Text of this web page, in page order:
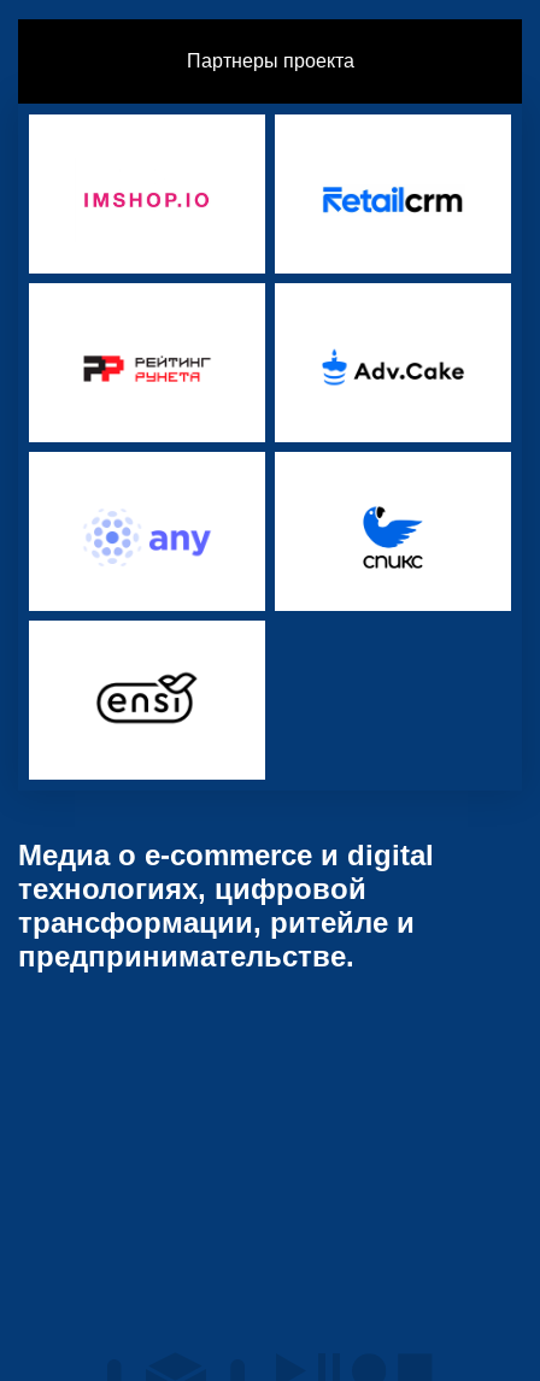
Партнеры проекта
Медиа о e-commerce и digital
технологиях, цифровой
трансформации, ритейле и
предпринимательстве.